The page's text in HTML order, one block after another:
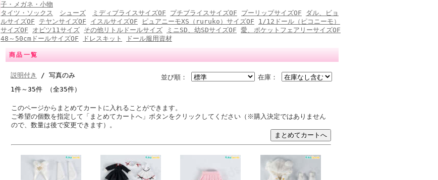
子・メガネ・小物
タイツ・ソックス
シューズ ミディブライスサイズOF プチブライスサイズOF プーリップサイズOF
ダル、ビョ
ルサイズOF
テヤンサイズOF イスルサイズOF ピュアニーモXS（ruruko）サイズOF
1/12ドール（ピコニーモ）
サイズOF
オビツ11サイズ その他リトルドールサイズ ミニSD、幼SDサイズOF 愛、ポケットフェアリーサイズOF
48～50cmドールサイズOF
ドレスキット ドール服用資材
商品一覧
在庫：
並び順：
説明付き
/ 写真のみ
1件～35件 （全35件）
このページからまとめてカートに入れることができます。
ご希望の個数を指定して「まとめてカートへ」ボタンをクリックしてください（※購入決定ではありません
ので、数量は後で変更できます）。